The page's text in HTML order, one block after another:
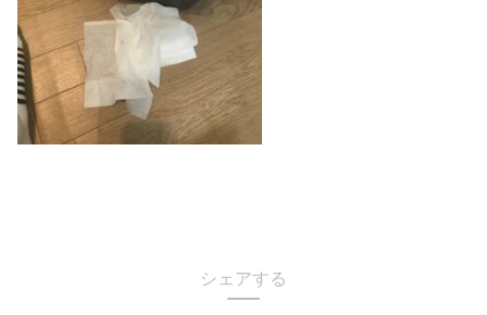
シェアする